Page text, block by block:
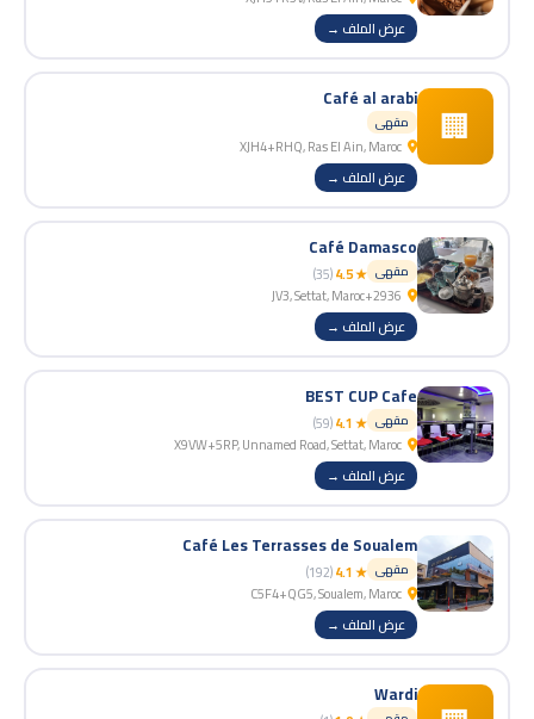
عرض الملف →
🏢
Café al arabi
مقهى
عرض الملف →
Café Damasco
مقهى ★ 4.5
(35)
عرض الملف →
BEST CUP Cafe
مقهى ★ 4.1
(59)
عرض الملف →
Café Les Terrasses de Soualem
مقهى ★ 4.1
(192)
عرض الملف →
Wardi